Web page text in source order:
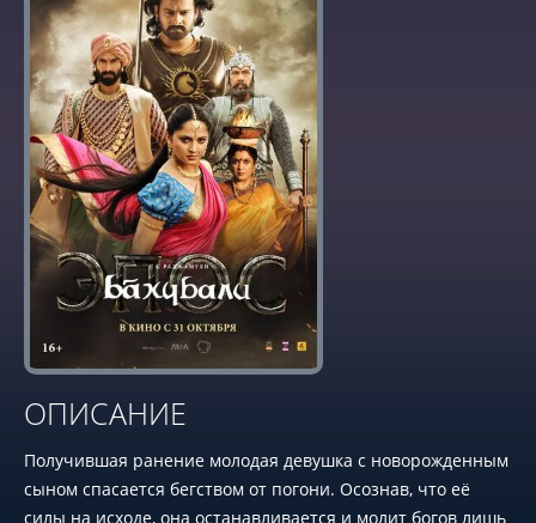
ОПИСАНИЕ
Получившая ранение молодая девушка с новорожденным
сыном спасается бегством от погони. Осознав, что её
силы на исходе, она останавливается и молит богов лишь